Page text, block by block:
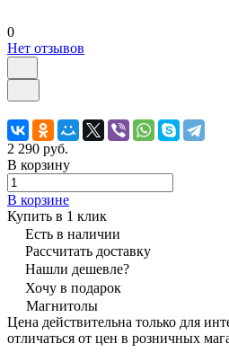
0
Нет отзывов
2 290 руб.
В корзину
В корзине
Купить в 1 клик
Есть в наличии
Рассчитать доставку
Нашли дешевле?
Хочу в подарок
Магнитолы
Цена действительна только для
отличаться от цен в розничных